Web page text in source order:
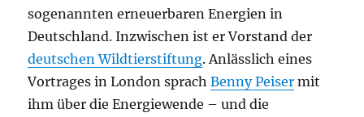
sogenannten erneuerbaren Energien in
Deutschland. Inzwischen ist er Vorstand der
deutschen Wildtierstiftung. Anlässlich eines
Vortrages in London sprachBenny Peiser mit
ihm über die Energiewende – und die